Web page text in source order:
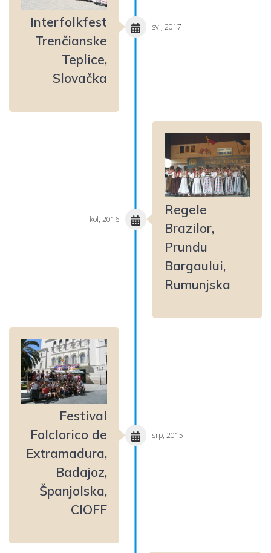
Interfolkfest
Trenčianske
Teplice,
Slovačka
svi, 2017
Regele
Brazilor,
Prundu
Bargaului,
Rumunjska
kol, 2016
Festival
Folclorico de
Extramadura,
Badajoz,
Španjolska,
CIOFF
srp, 2015